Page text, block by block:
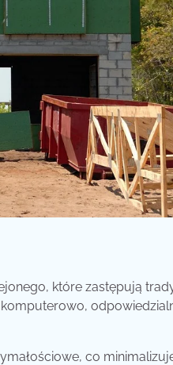
które zastępują
co